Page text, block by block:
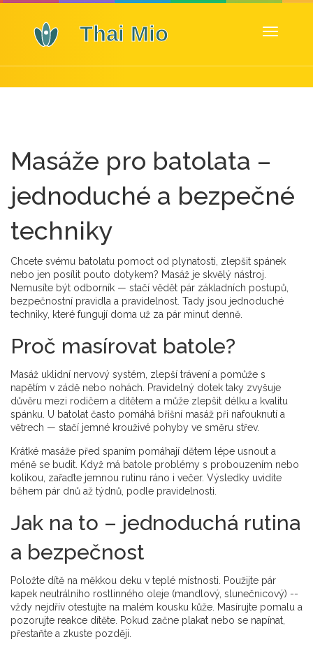
Zobrazit
Masáže pro batolata –
jednoduché a bezpečné
techniky
Chcete svému batolatu pomoct od plynatosti, zlepšit spánek
nebo jen posílit pouto dotykem? Masáž je skvělý nástroj.
Nemusíte být odborník — stačí vědět pár základních postupů,
bezpečnostní pravidla a pravidelnost. Tady jsou jednoduché
techniky, které fungují doma už za pár minut denně.
Proč masírovat batole?
Masáž uklidní nervový systém, zlepší trávení a pomůže s
napětím v zádě nebo nohách. Pravidelný dotek taky zvyšuje
důvěru mezi rodičem a dítětem a může zlepšit délku a kvalitu
spánku. U batolat často pomáhá břišní masáž při nafouknutí a
větrech — stačí jemné krouživé pohyby ve směru střev.
Krátké masáže před spaním pomáhají dětem lépe usnout a
méně se budit. Když má batole problémy s probouzením nebo
kolikou, zařaďte jemnou rutinu ráno i večer. Výsledky uvidíte
během pár dnů až týdnů, podle pravidelnosti.
Jak na to – jednoduchá rutina
a bezpečnost
Položte dítě na měkkou deku v teplé místnosti. Použijte pár
kapek neutrálního rostlinného oleje (mandlový, slunečnicový) --
vždy nejdřív otestujte na malém kousku kůže. Masírujte pomalu a
pozorujte reakce dítěte. Pokud začne plakat nebo se napínat,
přestaňte a zkuste později.